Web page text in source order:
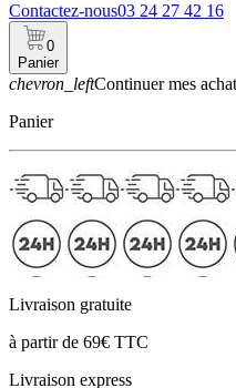
Contactez-nous03 24 27 42 16
0
Panier
chevron_leftContinuer mes
Panier
Livraison gratuite
à partir de 69€ TTC
Livraison express